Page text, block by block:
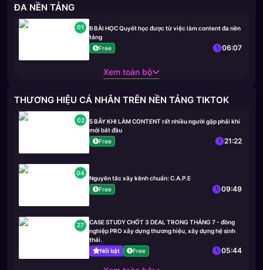
ĐA NỀN TẢNG
01
6 BÀI HỌC Quyết học được từ việc làm content đa nền
tảng
Free
06:07
Xem toàn bộ
THƯƠNG HIỆU CÁ NHÂN TRÊN NỀN TẢNG TIKTOK
02
5 BẪY KHI LÀM CONTENT rất nhiều người gặp phải khi
mới bắt đầu
Free
21:22
04
Nguyên tắc xây kênh chuẩn: C.A.P.E
Free
09:49
27
CASE STUDY CHỐT 3 DEAL TRONG THÁNG 7 - đồng
nghiệp PRO xây dựng thương hiệu, xây dựng hệ sinh
thái.
Nổi bật
Free 05:44